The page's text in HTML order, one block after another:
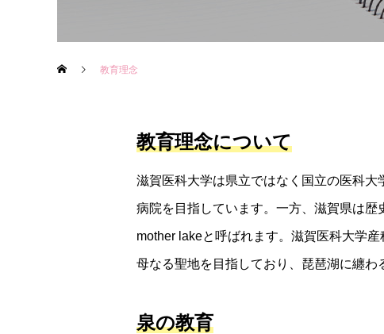
教育理念
教育理念について
滋賀医科大学は県立ではなく国立の医科
病院を目指しています。一方、滋賀県は歴
mother lakeと呼ばれます。滋賀医科大学
母なる聖地を目指しており、琵琶湖に纏わ
泉の教育